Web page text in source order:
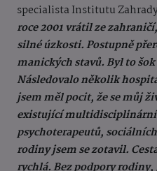
specialista Institutu
roce 2001 vrátil ze
silné úzkosti. Postupně
manických stavů. Byl to
Následovalo několik
jsem měl pocit, že se můj
existující multidisciplinární
psychoterapeutů,
rodiny jsem se zotavil.